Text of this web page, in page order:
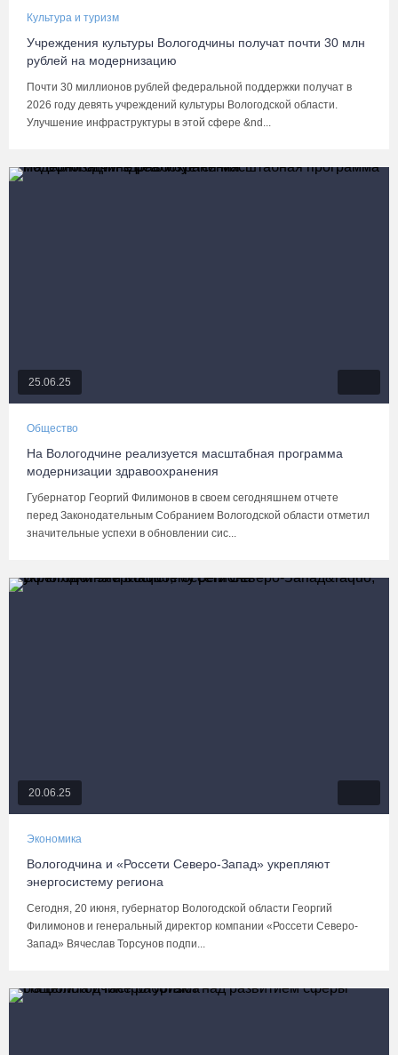
Культура и туризм
Учреждения культуры Вологодчины получат почти 30 млн
рублей на модернизацию
Почти 30 миллионов рублей федеральной поддержки получат в
2026 году девять учреждений культуры Вологодской области.
Улучшение инфраструктуры в этой сфере &nd...
25.06.25
Общество
На Вологодчине реализуется масштабная программа
модернизации здравоохранения
Губернатор Георгий Филимонов в своем сегодняшнем отчете
перед Законодательным Собранием Вологодской области отметил
значительные успехи в обновлении сис...
20.06.25
Экономика
Вологодчина и «Россети Северо-Запад» укрепляют
энергосистему региона
Сегодня, 20 июня, губернатор Вологодской области Георгий
Филимонов и генеральный директор компании «Россети Северо-
Запад» Вячеслав Торсунов подпи...